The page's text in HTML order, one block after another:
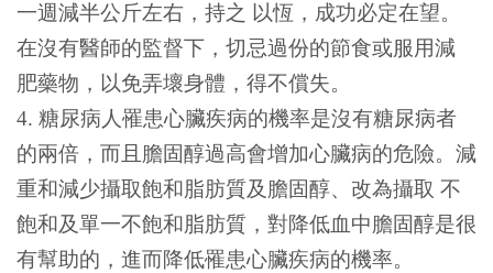
一週減半公斤左右，持之 以恆，成功必定在望。
在沒有醫師的監督下，切忌過份的節食或服用減
肥藥物，以免弄壞身體，得不償失。
4. 糖尿病人罹患心臟疾病的機率是沒有糖尿病者
的兩倍，而且膽固醇過高會增加心臟病的危險。減
重和減少攝取飽和脂肪質及膽固醇、改為攝取 不
飽和及單一不飽和脂肪質，對降低血中膽固醇是很
有幫助的，進而降低罹患心臟疾病的機率。